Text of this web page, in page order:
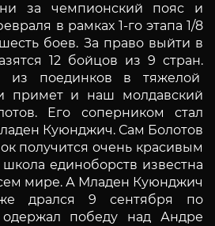
за чемпионский пояс и
в рамках 1-го этапа 1/8
боев. За право выйти в
12 бойцов из 9 стран.
из поединков в тяжелой
примет и наш молдавский
Его соперником стал
Куюнджич. Сам Болотов
получится очень красивым
школа единоборств известна
мире. А Младен Куюнджич
дрался 9 сентября по
победу над Андре